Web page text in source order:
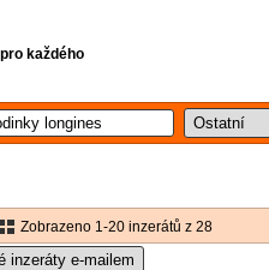
každého
Zobrazeno 1-20 inzerátů z 28
inzeráty e-mailem